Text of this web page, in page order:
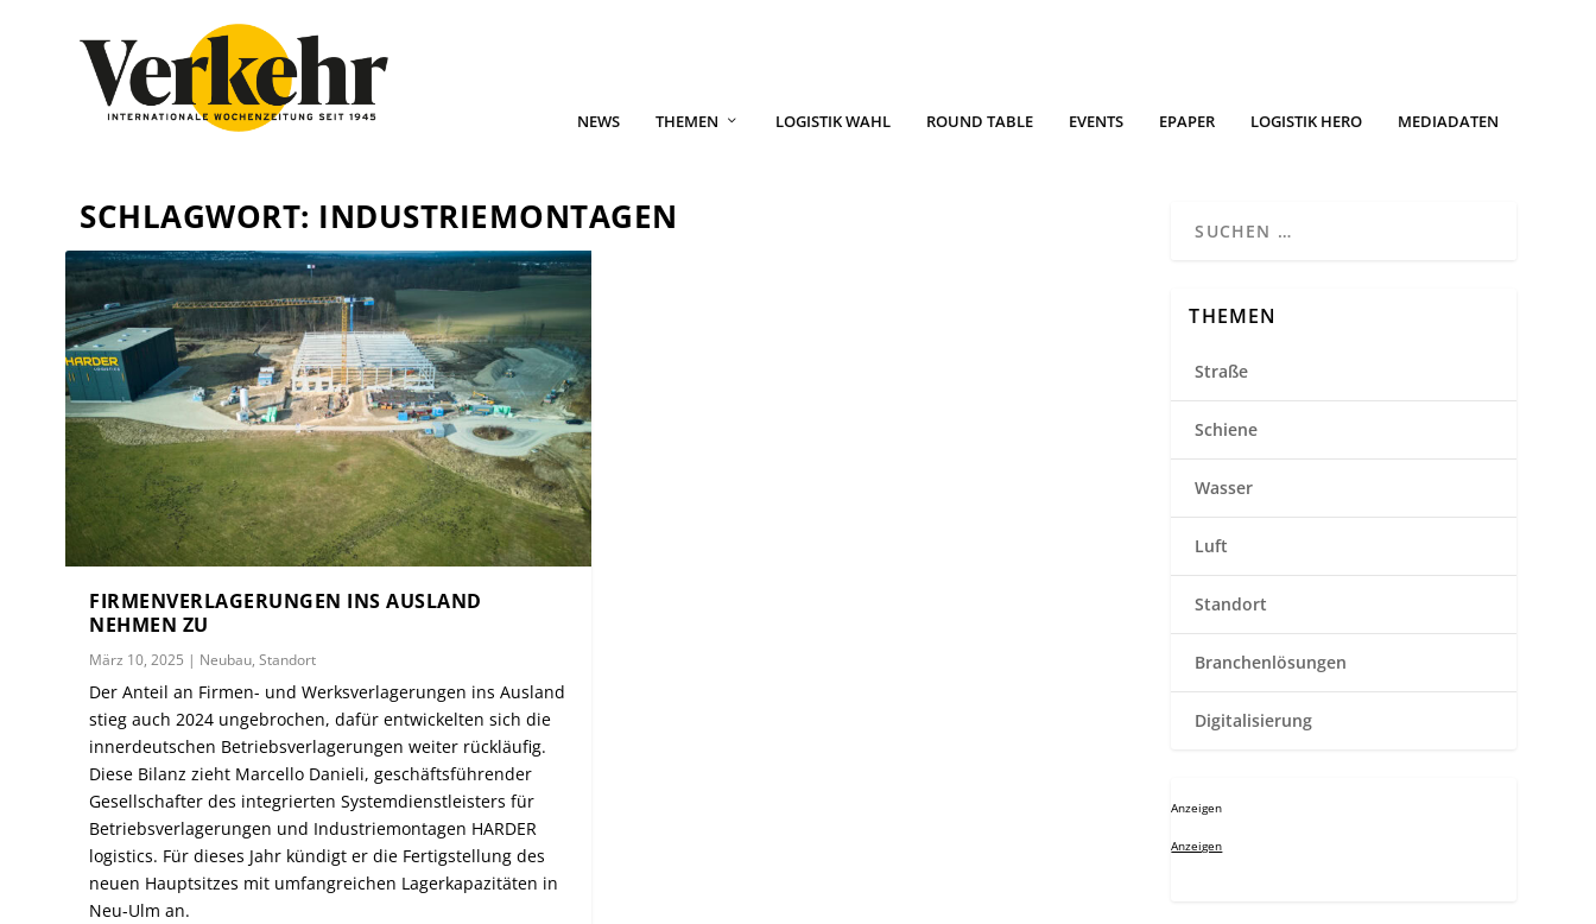
NEWS THEMEN LOGISTIK WAHL ROUND TABLE EVENTS EPAPER LOGISTIK HERO MEDIADATEN
SCHLAGWORT: INDUSTRIEMONTAGEN
FIRMENVERLAGERUNGEN INS AUSLAND
NEHMEN ZU
März 10, 2025 | Neubau,Standort
Der Anteil an Firmen- und Werksverlagerungen ins Ausland
stieg auch 2024 ungebrochen, dafür entwickelten sich die
innerdeutschen Betriebsverlagerungen weiter rückläufig.
Diese Bilanz zieht Marcello Danieli, geschäftsführender
Gesellschafter des integrierten Systemdienstleisters für
Betriebsverlagerungen und Industriemontagen HARDER
logistics. Für dieses Jahr kündigt er die Fertigstellung des
neuen Hauptsitzes mit umfangreichen Lagerkapazitäten in
Neu-Ulm an.
THEMEN
Straße
Schiene
Wasser
Luft
Standort
Branchenlösungen
Digitalisierung
Anzeigen
Anzeigen